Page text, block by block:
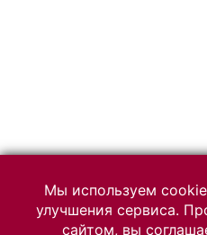
Мы используем
улучшения сервиса.
сайтом, вы